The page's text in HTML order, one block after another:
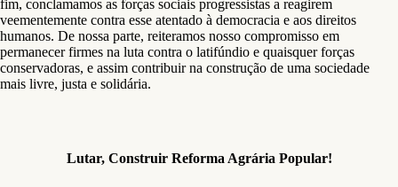
fim, conclamamos as forças sociais progressistas a reagirem
veementemente contra esse atentado à democracia e aos direitos
humanos. De nossa parte, reiteramos nosso compromisso em
permanecer firmes na luta contra o latifúndio e quaisquer forças
conservadoras, e assim contribuir na construção de uma sociedade
mais livre, justa e solidária.
Lutar, Construir Reforma Agrária Popular!